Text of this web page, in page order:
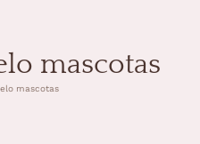
mascotas
mascotas